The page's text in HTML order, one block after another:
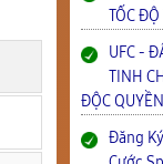
TỐC ĐỘ
UFC -
TINH
ĐỘC
Đăng